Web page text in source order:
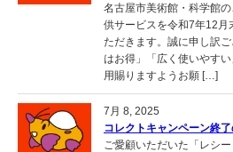
名古屋市美術館・科学館
供サービスを令和7年12月
ただきます。誠に申し訳
はお得」「広く使いやす
用賜りますようお願 […]
7月 8, 2025
コレクトキャンペーン終
ご愛顧いただいた「レシ